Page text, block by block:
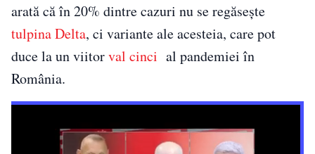
arată că în 20% dintre cazuri nu se regăseşte
tulpina Delta, ci variante ale acesteia, care pot
duce la un viitorval cinci al pandemiei în
România.